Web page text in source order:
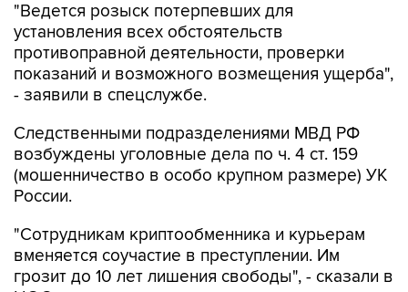
"Ведется розыск потерпевших для
установления всех обстоятельств
противоправной деятельности, проверки
показаний и возможного возмещения ущерба",
- заявили в спецслужбе.
Следственными подразделениями МВД РФ
возбуждены уголовные дела по ч. 4 ст. 159
(мошенничество в особо крупном размере) УК
России.
"Сотрудникам криптообменника и курьерам
вменяется соучастие в преступлении. Им
грозит до 10 лет лишения свободы", - сказали в